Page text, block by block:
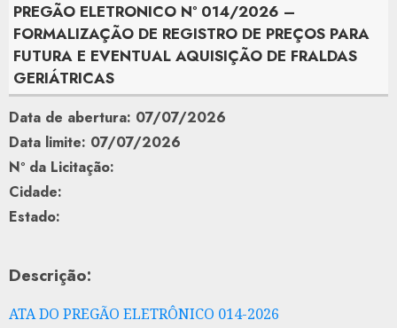
PREGÃO ELETRONICO Nº 014/2026 –
FORMALIZAÇÃO DE REGISTRO DE PREÇOS PARA
FUTURA E EVENTUAL AQUISIÇÃO DE FRALDAS
GERIÁTRICAS
Data de abertura: 07/07/2026
Data limite: 07/07/2026
Nº da Licitação:
Cidade:
Estado:
Descrição:
ATA DO PREGÃO ELETRÔNICO 014-2026